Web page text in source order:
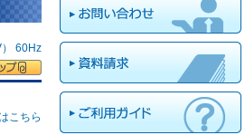
60Hz
こちら